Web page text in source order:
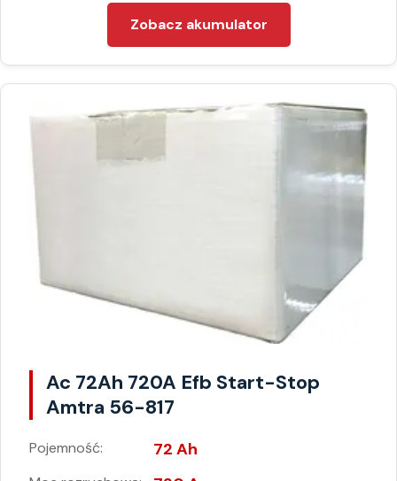
Zobacz akumulator
Ac 72Ah 720A Efb Start-Stop
Amtra 56-817
Pojemność: 72 Ah